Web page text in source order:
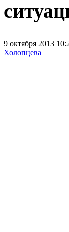
9 октября 2013
Холопцева